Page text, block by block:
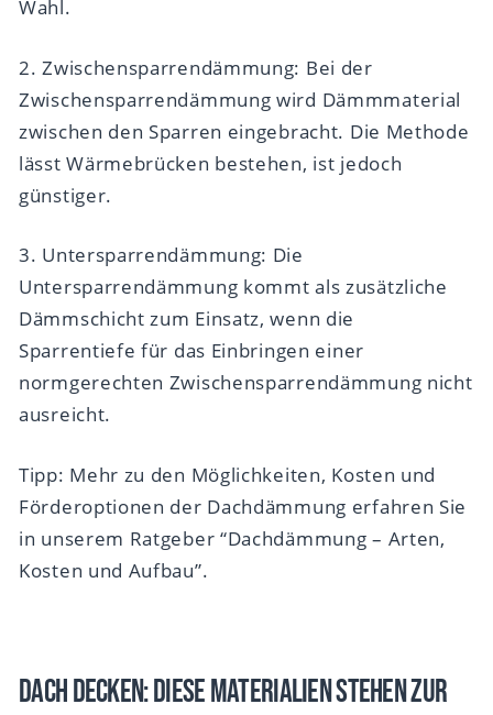
Wahl.
2. Zwischensparrendämmung: Bei der
Zwischensparrendämmung wird Dämmmaterial
zwischen den Sparren eingebracht. Die Methode
lässt Wärmebrücken bestehen, ist jedoch
günstiger.
3. Untersparrendämmung: Die
Untersparrendämmung kommt als zusätzliche
Dämmschicht zum Einsatz, wenn die
Sparrentiefe für das Einbringen einer
normgerechten Zwischensparrendämmung nicht
ausreicht.
Tipp: Mehr zu den Möglichkeiten, Kosten und
Förderoptionen der Dachdämmung erfahren Sie
in unserem Ratgeber “Dachdämmung – Arten,
Kosten und Aufbau”.
Dach decken: Diese Materialien stehen zur